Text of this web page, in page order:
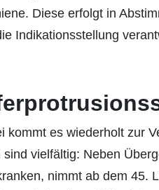
Diese erfolgt in
Indikationsstellung
kommt es wiederholt zur
vielfältig: Neben
nimmt ab dem 45.